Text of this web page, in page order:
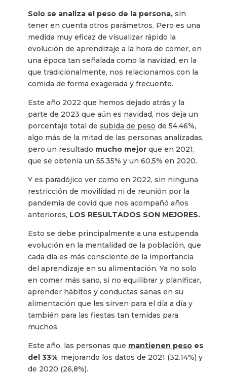
Solo se analiza el peso de la persona,sin
tener en cuenta otros parámetros. Pero es una
medida muy eficaz de visualizar rápido la
evolución de aprendizaje a la hora de comer, en
una época tan señalada como la navidad, en la
que tradicionalmente, nos relacionamos con la
comida de forma exagerada y frecuente.
Este año 2022 que hemos dejado atrás y la
parte de 2023 que aún es navidad, nos deja un
porcentaje total de subida de peso de 54.46%,
algo más de la mitad de las personas analizadas,
pero un resultado mucho mejor que en 2021,
que se obtenía un 55.35% y un 60,5% en 2020.
Y es paradójico ver como en 2022, sin ninguna
restricción de movilidad ni de reunión por la
pandemia de covid que nos acompañó años
anteriores, LOS RESULTADOS SON MEJORES.
Esto se debe principalmente a una estupenda
evolución en la mentalidad de la población, que
cada día es más consciente de la importancia
del aprendizaje en su alimentación. Ya no solo
en comer más sano, si no equilibrar y planificar,
aprender hábitos y conductas sanas en su
alimentación que les sirven para el día a día y
también para las fiestas tan temidas para
muchos.
Este año, las personas que mantienen pesoes
del 33%, mejorando los datos de 2021 (32.14%) y
de 2020 (26,8%).